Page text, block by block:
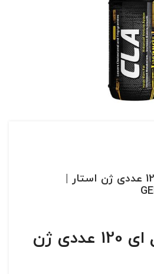
قرص سی ال ای 120 عددی ژن استار |
قرص سی ال ای 120 عددی ژن